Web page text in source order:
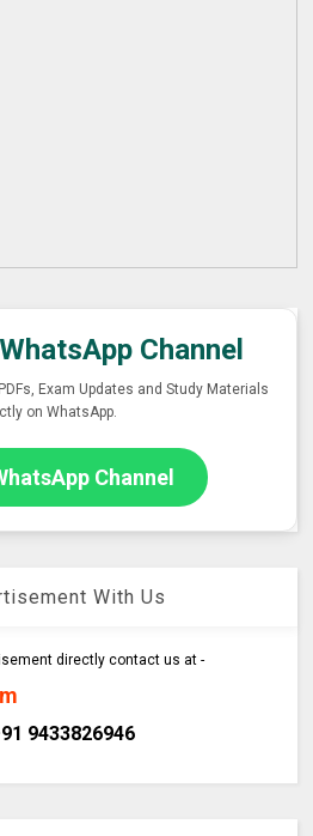
Channel
Exam Updates and Study Materials
on WhatsApp.
Channel
With Us
directly contact us at -
9433826946